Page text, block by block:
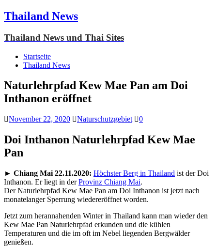
Thailand News
Thailand News und Thai Sites
Startseite
Thailand News
Naturlehrpfad Kew Mae Pan am Doi
Inthanon eröffnet
November 22, 2020 Naturschutzgebiet 0
Doi Inthanon Naturlehrpfad Kew Mae
Pan
► Chiang Mai 22.11.2020: Höchster Berg in Thailand ist der Doi
Inthanon. Er liegt in derProvinz Chiang Mai.
Der Naturlehrpfad Kew Mae Pan am Doi Inthanon ist jetzt nach
monatelanger Sperrung wiedereröffnet worden.
Jetzt zum herannahenden Winter in Thailand kann man wieder den
Kew Mae Pan Naturlehrpfad erkunden und die kühlen
Temperaturen und die im oft im Nebel liegenden Bergwälder
genießen.